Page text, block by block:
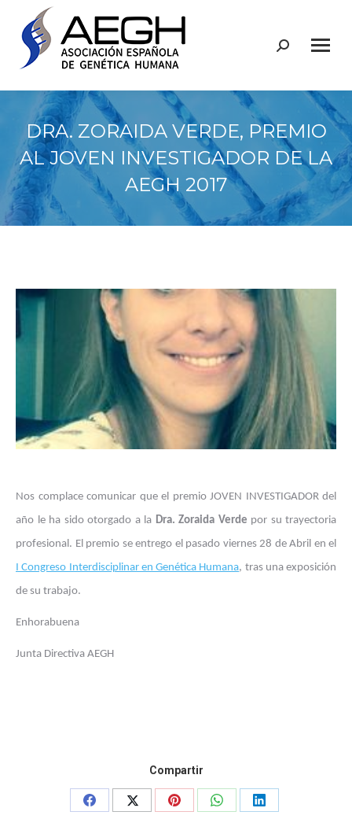
Buscar:
DRA. ZORAIDA VERDE, PREMIO
AL JOVEN INVESTIGADOR DE LA
AEGH 2017
Nos complace comunicar que el premio JOVEN INVESTIGADOR del
año le ha sido otorgado a la Dra. Zoraida Verde por su trayectoria
profesional. El premio se entrego el pasado viernes 28 de Abril en el
I Congreso Interdisciplinar en Genética Humana, tras una exposición
de su trabajo.
Enhorabuena
Junta Directiva AEGH
Compartir
Share
Share
Share
Share
Share